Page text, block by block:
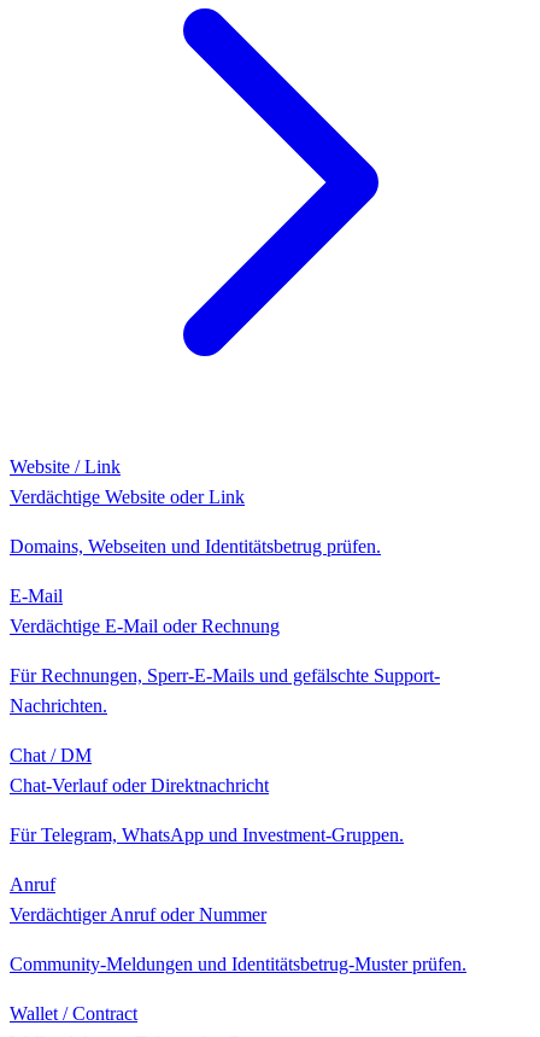
Website / Link
Verdächtige Website oder Link
Domains, Webseiten und Identitätsbetrug prüfen.
E-Mail
Verdächtige E-Mail oder Rechnung
Für Rechnungen, Sperr-E-Mails und gefälschte Support-
Nachrichten.
Chat / DM
Chat-Verlauf oder Direktnachricht
Für Telegram, WhatsApp und Investment-Gruppen.
Anruf
Verdächtiger Anruf oder Nummer
Community-Meldungen und Identitätsbetrug-Muster prüfen.
Wallet / Contract